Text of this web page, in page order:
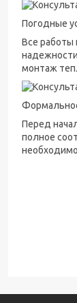
Погодные
Все работы
монтаж
Перед
полное